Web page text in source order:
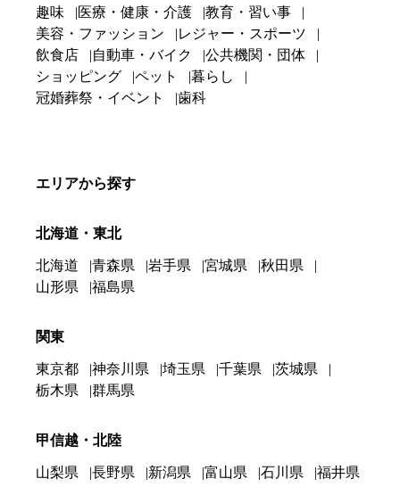
趣味
医療・健康・介護
教育・習い事
美容・ファッション
レジャー・スポーツ
飲食店
自動車・バイク
公共機関・団体
ショッピング
ペット
暮らし
冠婚葬祭・イベント
歯科
エリアから探す
北海道・東北
北海道 青森県 岩手県 宮城県
秋田県
山形県
福島県
関東
東京都 神奈川県 埼玉県 千葉県
茨城県
栃木県
群馬県
甲信越・北陸
山梨県 長野県 新潟県 富山県 石川県 福井県